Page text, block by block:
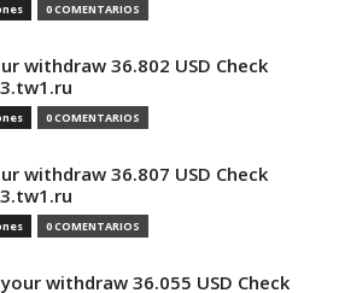
0 COMENTARIOS
withdraw 36.802 USD Check
0 COMENTARIOS
withdraw 36.807 USD Check
0 COMENTARIOS
withdraw 36.055 USD Check